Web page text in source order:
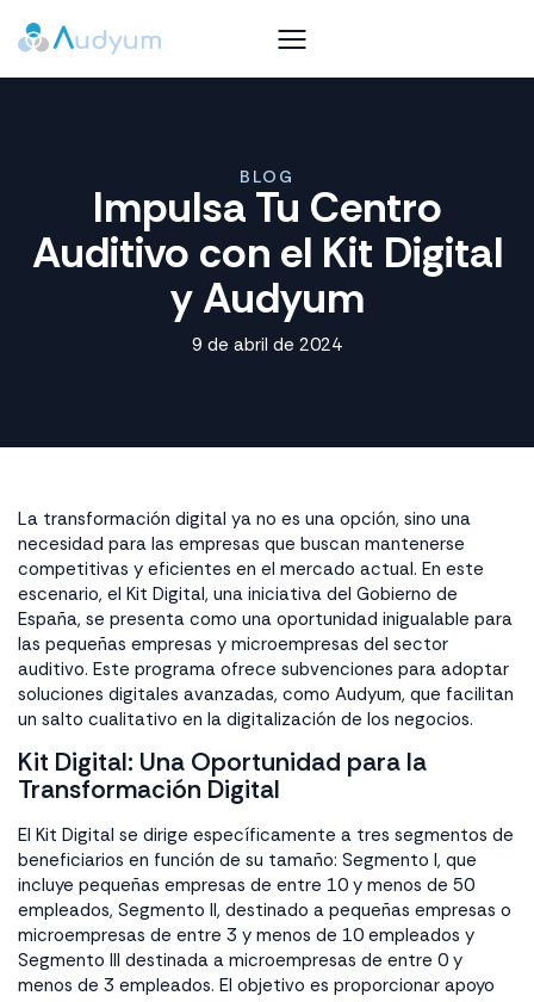
BLOG
Impulsa Tu Centro
Auditivo con el Kit Digital
y Audyum
9 de abril de 2024
La transformación digital ya no es una opción, sino una
necesidad para las empresas que buscan mantenerse
competitivas y eficientes en el mercado actual. En este
escenario, el Kit Digital, una iniciativa del Gobierno de
España, se presenta como una oportunidad inigualable para
las pequeñas empresas y microempresas del sector
auditivo. Este programa ofrece subvenciones para adoptar
soluciones digitales avanzadas, como Audyum, que facilitan
un salto cualitativo en la digitalización de los negocios.
Kit Digital: Una Oportunidad para la
Transformación Digital
El Kit Digital se dirige específicamente a tres segmentos de
beneficiarios en función de su tamaño: Segmento I, que
incluye pequeñas empresas de entre 10 y menos de 50
empleados, Segmento II, destinado a pequeñas empresas o
microempresas de entre 3 y menos de 10 empleados y
Segmento III destinada a microempresas de entre 0 y
menos de 3 empleados. El objetivo es proporcionar apoyo